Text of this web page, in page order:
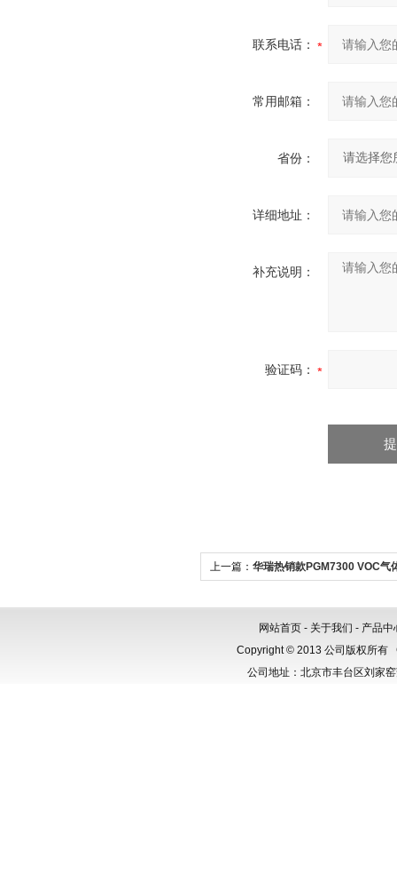
联系电话：
常用邮箱：
省份：
详细地址：
补充说明：
验证码：
上一篇： 华瑞热销款PGM7300 VOC气
网站首页 - 关于我们 - 产品中
Copyright © 2013 公司版权所有
公司地址：北京市丰台区刘家